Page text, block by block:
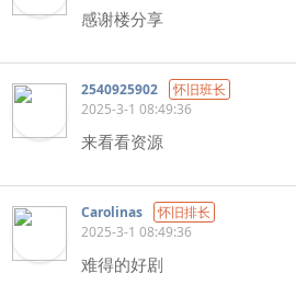
感谢楼分享
2540925902
怀旧班长
2025-3-1 08:49:36
来看看资源
Carolinas
怀旧排长
2025-3-1 08:49:36
难得的好剧